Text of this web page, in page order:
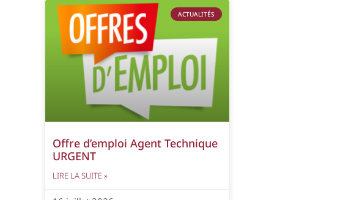
ACTUALITÉS
Offre d’emploi Agent Technique
URGENT
LIRE LA SUITE »